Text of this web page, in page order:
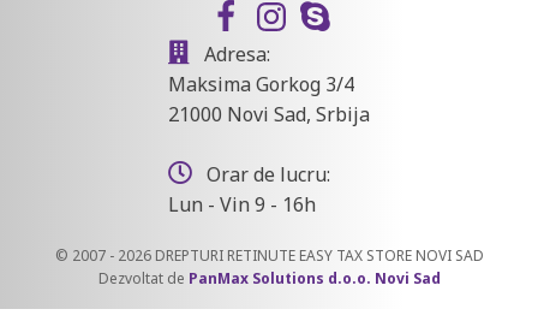
Adresa:
Maksima Gorkog 3/4
21000 Novi Sad, Srbija
Orar de lucru:
Lun - Vin 9 - 16h
© 2007 - 2026 DREPTURI RETINUTE EASY TAX STORE NOVI SAD
Dezvoltat de PanMax Solutions d.o.o. Novi Sad